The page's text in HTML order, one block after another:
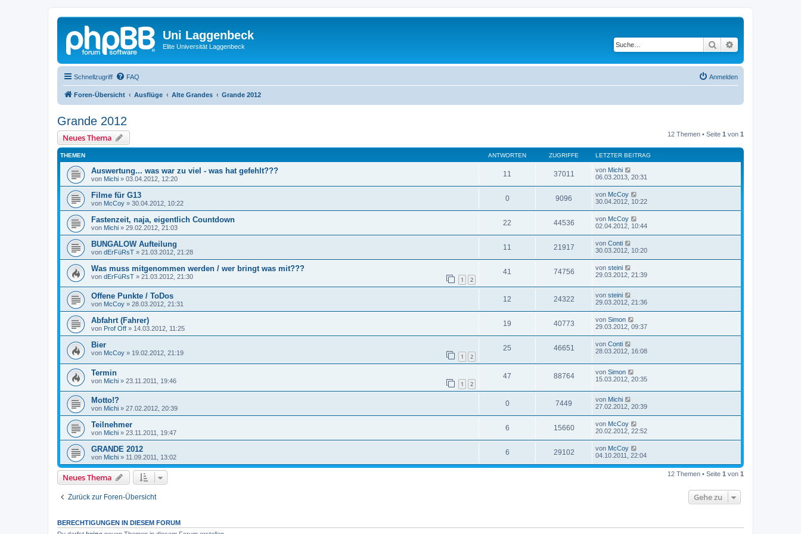
Uni Laggenbeck
Elite Universität Laggenbeck Suche
Schnellzugriff FAQ Anmelden
Foren-Übersicht Ausflüge Alte Grandes Grande 2012
Grande 2012
Neues Thema 12 Themen • Seite 1 von 1
THEMEN ANTWORTEN ZUGRIFFE LETZTER BEITRAG
Auswertung... was war zu viel - was hat gefehlt???
von Michi » 03.04.2012, 12:20
11 37011 von Michi
06.03.2013, 20:31
Filme für G13
von McCoy » 30.04.2012, 10:22
0 9096 von McCoy
30.04.2012, 10:22
Fastenzeit, naja, eigentlich Countdown
von Michi » 29.02.2012, 21:03
22 44536 von McCoy
02.04.2012, 10:44
BUNGALOW Aufteilung
von dErFüRsT » 21.03.2012, 21:28
11 21917 von Conti
30.03.2012, 10:20
Was muss mitgenommen werden / wer bringt was mit???
von dErFüRsT » 21.03.2012, 21:30 1 2
41 74756 von steini
29.03.2012, 21:39
Offene Punkte / ToDos
von McCoy » 28.03.2012, 21:31
12 24322 von steini
29.03.2012, 21:36
Abfahrt (Fahrer)
von Prof Off » 14.03.2012, 11:25
19 40773 von Simon
29.03.2012, 09:37
Bier
von McCoy » 19.02.2012, 21:19 1 2
25 46651 von Conti
28.03.2012, 16:08
Termin
von Michi » 23.11.2011, 19:46 1 2
47 88764 von Simon
15.03.2012, 20:35
Motto!?
von Michi » 27.02.2012, 20:39
0 7449 von Michi
27.02.2012, 20:39
Teilnehmer
von Michi » 23.11.2011, 19:47
6 15660 von McCoy
20.02.2012, 22:52
GRANDE 2012
von Michi » 11.09.2011, 13:02
6 29102 von McCoy
04.10.2011, 22:04
Neues Thema 12 Themen • Seite 1 von 1
Zurück zur Foren-Übersicht Gehe zu
BERECHTIGUNGEN IN DIESEM FORUM